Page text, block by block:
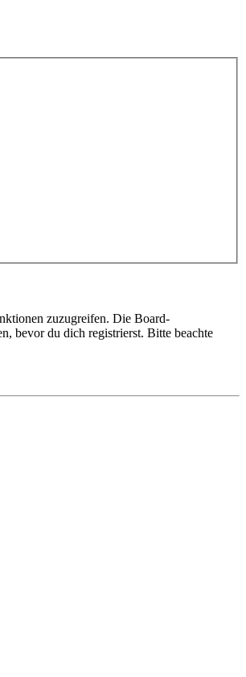
zuzugreifen. Die Board-
bevor du dich registrierst. Bitte beachte